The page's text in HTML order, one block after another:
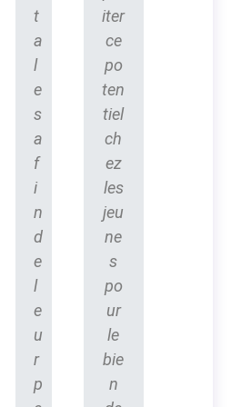
t
a
l
e
s
a
f
i
n
d
e
l
e
u
r
p
iter
ce
po
ten
tiel
ch
ez
les
jeu
ne
s
po
ur
le
bie
n